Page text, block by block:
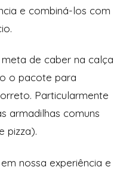
e combiná-los com
de caber na calça
o pacote para
Particularmente
armadilhas comuns
pizza).
nossa experiência e